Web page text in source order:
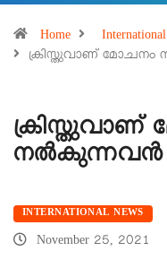
Home
ക്രിസ്തുവാണ്
ക്രിസ്തുവാണ്
നൽകുന്നവൻ:
INTERNATIONAL NEWS
November 25, 2021